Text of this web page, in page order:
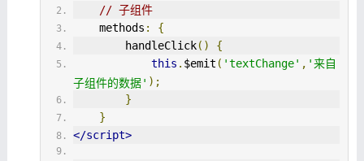
// 子组件
    methods
:
{
        handleClick
()
{
this . $emit ( 'textChange' , '来自
子组件的数据' );
}
}
</script>